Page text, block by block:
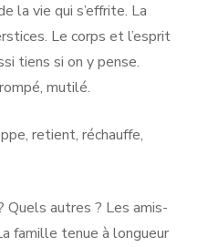
la vie qui s’effrite. La
Le corps et l’esprit
tiens si on y pense.
mutilé.
retient, réchauffe,
autres ? Les amis-
famille tenue à longueur